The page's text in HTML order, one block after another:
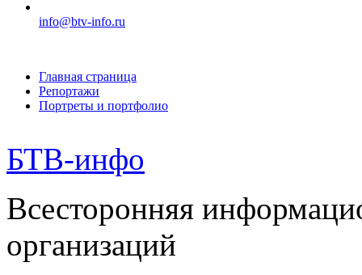
info@btv-info.ru
Главная страница
Репортажи
Портреты и портфолио
БТВ-инфо
Всесторонняя
организаций